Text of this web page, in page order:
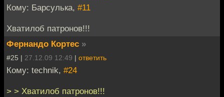
Кому: Барсулька, #11
Хватилоб патронов!!!
Фернандо Кортес »
#25 | 27.12.09 12:49 | ответить
Кому: technik, #24
> > Хватилоб патронов!!!